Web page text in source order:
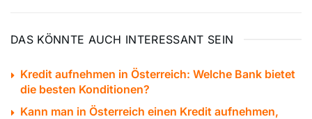
DAS KÖNNTE AUCH INTERESSANT SEIN
Kredit aufnehmen in Österreich: Welche Bank bietet
die besten Konditionen?
Kann man in Österreich einen Kredit aufnehmen,